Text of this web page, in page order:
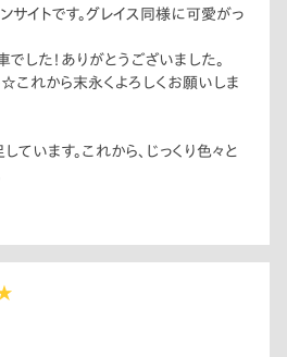
サイトです。グレイス同様に可愛がっ
した！ありがとうございました。
☆これから末永くよろしくお願いしま
ています。これから、じっくり色々と